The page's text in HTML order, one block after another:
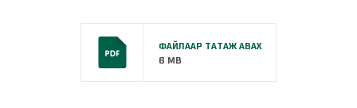
ФАЙЛААР ТАТАЖ АВАХ
6 MB